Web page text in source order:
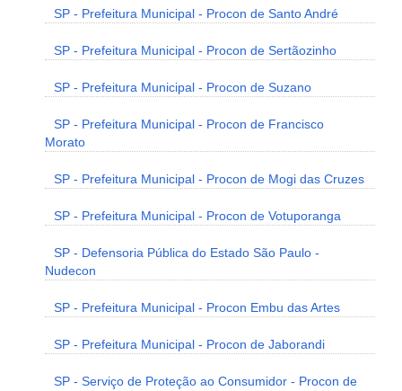
SP - Prefeitura Municipal - Procon de Santo André
SP - Prefeitura Municipal - Procon de Sertãozinho
SP - Prefeitura Municipal - Procon de Suzano
SP - Prefeitura Municipal - Procon de Francisco
Morato
SP - Prefeitura Municipal - Procon de Mogi das Cruzes
SP - Prefeitura Municipal - Procon de Votuporanga
SP - Defensoria Pública do Estado São Paulo -
Nudecon
SP - Prefeitura Municipal - Procon Embu das Artes
SP - Prefeitura Municipal - Procon de Jaborandi
SP - Serviço de Proteção ao Consumidor - Procon de